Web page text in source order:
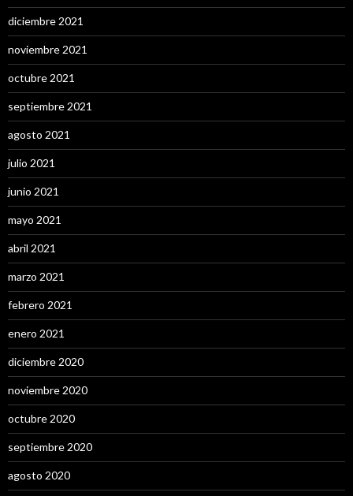
diciembre 2021
noviembre 2021
octubre 2021
septiembre 2021
agosto 2021
julio 2021
junio 2021
mayo 2021
abril 2021
marzo 2021
febrero 2021
enero 2021
diciembre 2020
noviembre 2020
octubre 2020
septiembre 2020
agosto 2020